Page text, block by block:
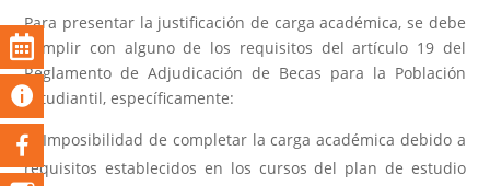
Para presentar la justificación de carga académica, se debe
cumplir con alguno de los requisitos del artículo 19 del
Reglamento de Adjudicación de Becas para la Población
Estudiantil, específicamente:
Imposibilidad de completar la carga académica debido a
requisitos establecidos en los cursos del plan de estudio